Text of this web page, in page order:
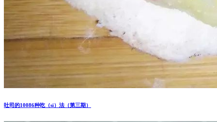
吐司的10086种吃（si）法（第三期）